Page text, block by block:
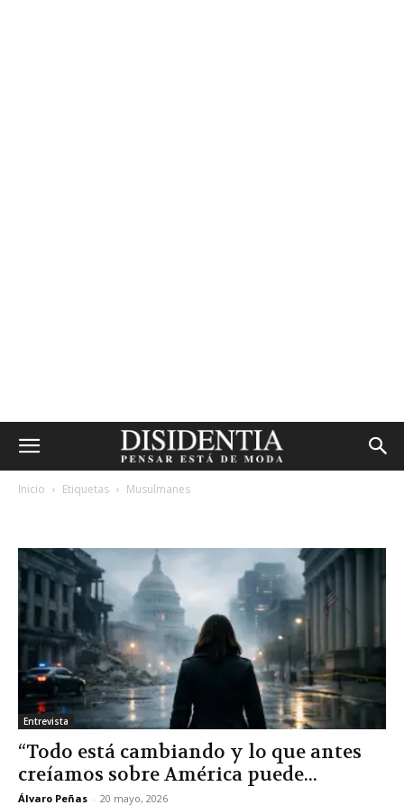
Inicio Etiquetas Musulmanes
Entrevista
“Todo está cambiando y lo que antes
creíamos sobre América puede...
Álvaro Peñas - 20 mayo, 2026